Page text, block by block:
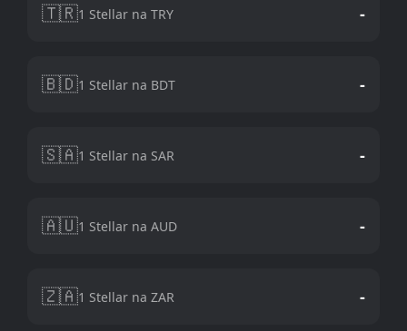
🇹🇷1 Stellar na TRY -
🇧🇩1 Stellar na BDT -
🇸🇦1 Stellar na SAR -
🇦🇺1 Stellar na AUD -
🇿🇦1 Stellar na ZAR -